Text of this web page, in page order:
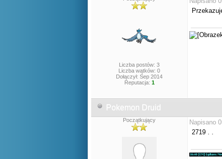
Liczba postów: 3
Liczba wątków: 0
Dołączył: Sep 2014
Reputacja: 1
Pokemon Druid
Początkujący
Napisano
2719 . .